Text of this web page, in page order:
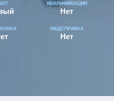
КВАЛИФИКАЦИЯ
Нет
МЕДСПРАВКА
Нет